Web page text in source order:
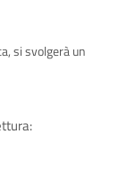
si svolgerà un